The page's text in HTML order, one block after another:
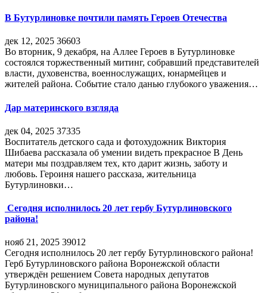
В Бутурлиновке почтили память Героев Отечества
дек 12, 2025 36603
Во вторник, 9 декабря, на Аллее Героев в Бутурлиновке
состоялся торжественный митинг, собравший представителей
власти, духовенства, военнослужащих, юнармейцев и
жителей района. Событие стало данью глубокого уважения…
Дар материнского взгляда
дек 04, 2025 37335
Воспитатель детского сада и фотохудожник Виктория
Шибаева рассказала об умении видеть прекрасное В День
матери мы поздравляем тех, кто дарит жизнь, заботу и
любовь. Героиня нашего рассказа, жительница
Бутурлиновки…
Сегодня исполнилось 20 лет гербу Бутурлиновского
района!
нояб 21, 2025 39012
Сегодня исполнилось 20 лет гербу Бутурлиновского района!
Герб Бутурлиновского района Воронежской области
утверждён решением Совета народных депутатов
Бутурлиновского муниципального района Воронежской